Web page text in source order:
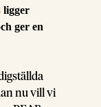
ligger
ger en
nu vill vi